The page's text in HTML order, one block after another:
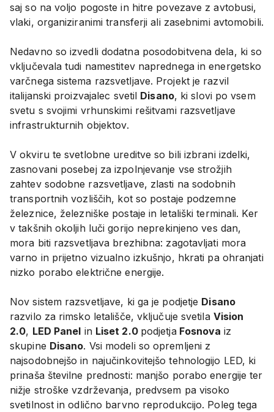
saj so na voljo pogoste in hitre povezave z avtobusi,
vlaki, organiziranimi transferji ali zasebnimi avtomobili.
Nedavno so izvedli dodatna posodobitvena dela, ki so
vključevala tudi namestitev naprednega in energetsko
varčnega sistema razsvetljave. Projekt je razvil
italijanski proizvajalec svetil Disano, ki slovi po vsem
svetu s svojimi vrhunskimi rešitvami razsvetljave
infrastrukturnih objektov.
V okviru te svetlobne ureditve so bili izbrani izdelki,
zasnovani posebej za izpolnjevanje vse strožjih
zahtev sodobne razsvetljave, zlasti na sodobnih
transportnih vozliščih, kot so postaje podzemne
železnice, železniške postaje in letališki terminali. Ker
v takšnih okoljih luči gorijo neprekinjeno ves dan,
mora biti razsvetljava brezhibna: zagotavljati mora
varno in prijetno vizualno izkušnjo, hkrati pa ohranjati
nizko porabo električne energije.
Nov sistem razsvetljave, ki ga je podjetje Disano
razvilo za rimsko letališče, vključuje svetila Vision
2.0, LED Panel in Liset 2.0 podjetjaFosnova iz
skupine Disano. Vsi modeli so opremljeni z
najsodobnejšo in najučinkovitejšo tehnologijo LED, ki
prinaša številne prednosti: manjšo porabo energije ter
nižje stroške vzdrževanja, predvsem pa visoko
svetilnost in odlično barvno reprodukcijo. Poleg tega